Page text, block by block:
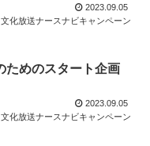
2023.09.05
文化放送ナースナビキャンペーン
めのスタート企画
2023.09.05
文化放送ナースナビキャンペーン